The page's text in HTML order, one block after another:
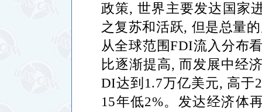
政策, 世界主要发达国家
之复苏和活跃, 但是总量
从全球范围FDI流入分布
比逐渐提高,而发展中经
DI达到 1.7万亿美元, 高于
15年低2%。发达经济体